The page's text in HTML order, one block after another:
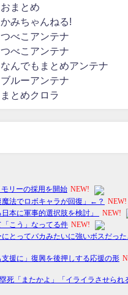
おまとめ
かみちゃんねる!
つべこアンテナ
つべこアンテナ
なんでもまとめアンテナ
ブルーアンテナ
まとめクロラ